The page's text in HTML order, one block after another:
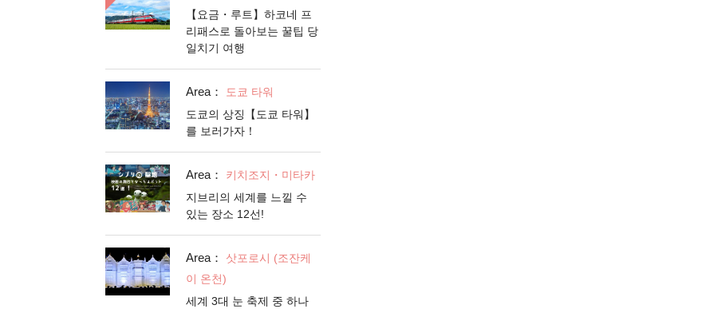
【요금・루트】하코네 프
리패스로 돌아보는 꿀팁 당
일치기 여행
Area：
도쿄 타워
도쿄의 상징【도쿄 타워】
를 보러가자！
Area：
키치조지・미타카
지브리의 세계를 느낄 수
있는 장소 12선!
Area：
삿포로시 (조잔케
이 온천)
세계 3대 눈 축제 중 하나